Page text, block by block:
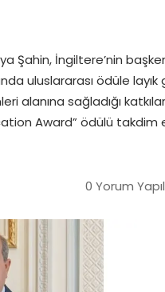
Şahin, İngiltere’nin
uluslararası ödüle layık
alanına sağladığı
Award” ödülü takdim
0 Yorum